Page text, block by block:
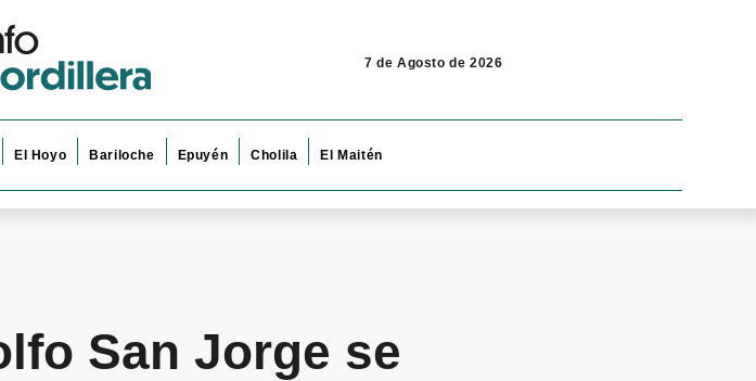
7 de Agosto de 2026
El Hoyo Bariloche Epuyén Cholila El Maitén
San Jorge se